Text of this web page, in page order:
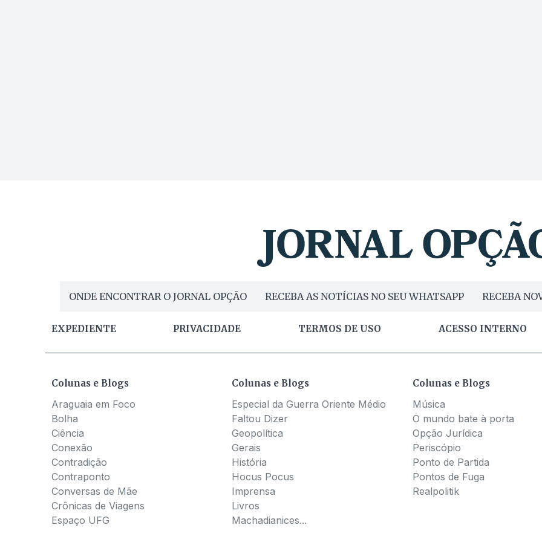
ONDE ENCONTRAR O JORNAL OPÇÃO RECEBA AS NOTÍCIAS NO SEU WHATSAPP RECEBA
EXPEDIENTE PRIVACIDADE TERMOS DE USO ACESSO INTERNO
Colunas e Blogs
Araguaia em Foco
Bolha
Ciência
Conexão
Contradição
Contraponto
Conversas de Mãe
Crônicas de Viagens
Espaço UFG
Colunas e Blogs
Especial da Guerra Oriente Médio
Faltou Dizer
Geopolítica
Gerais
História
Hocus Pocus
Imprensa
Livros
Machadianices...
Colunas e Blogs
Música
O mundo bate à porta
Opção Jurídica
Periscópio
Ponto de Partida
Pontos de Fuga
Realpolitik